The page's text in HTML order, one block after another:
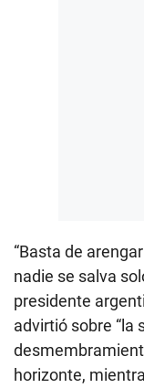
“Basta de
nadie se salva
presidente
advirtió sobre “la
horizonte,